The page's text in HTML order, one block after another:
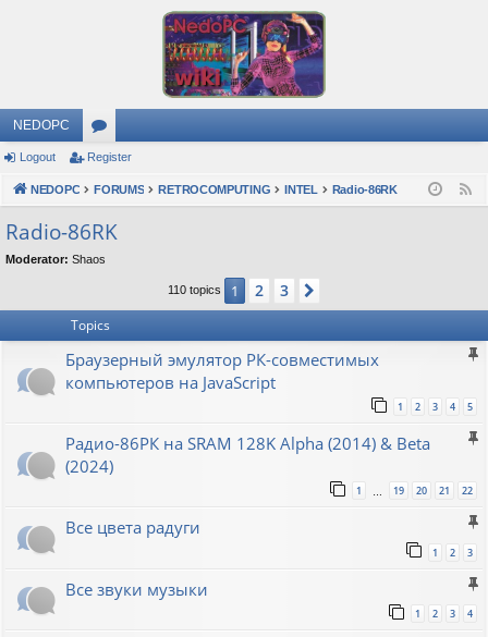
NEDOPC
or
u
m
s
Logout Register
NEDOPC FORUMS RETROCOMPUTING INTEL Radio-86RK
Radio-86RK
Moderator: Shaos
110 topics 1 2 3
Topics
Браузерный эмулятор РК-совместимых
компьютеров на JavaScript
1 2 3 4 5
Радио-86РК на SRAM 128K Alpha (2014) & Beta
(2024)
1 … 19 20 21 22
Все цвета радуги
1 2 3
Все звуки музыки
1 2 3 4